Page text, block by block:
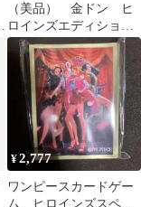
（美品） 金ドン ヒ
ロインズエディショ
ン スペシャルセット
¥2,777
ワンピースカードゲー
ム ヒロインズスペシ